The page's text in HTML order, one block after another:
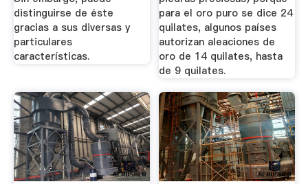
distinguirse de éste
gracias a sus diversas y
particulares
características.
para el oro puro se dice 24
quilates, algunos países
autorizan aleaciones de
oro de 14 quilates, hasta
de 9 quilates.